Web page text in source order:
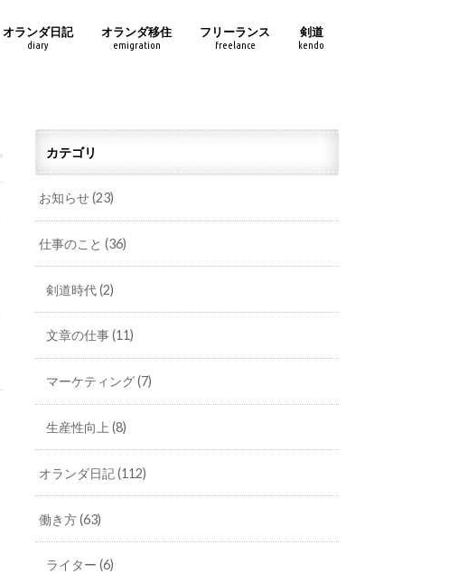
オランダ日記
diary
オランダ移住
emigration
フリーランス
freelance
剣道
kendo
カテゴリ
お知らせ(23)
仕事のこと(36)
剣道時代(2)
文章の仕事(11)
マーケティング(7)
生産性向上 (8)
オランダ日記(112)
働き方(63)
ライター (6)